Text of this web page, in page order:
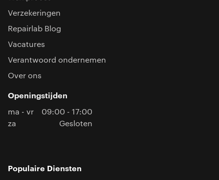
Verzekeringen
Repairlab Blog
Vacatures
Verantwoord ondernemen
Over ons
Openingstijden
ma - vr
09:00 - 17:00
za
Gesloten
Populaire Diensten